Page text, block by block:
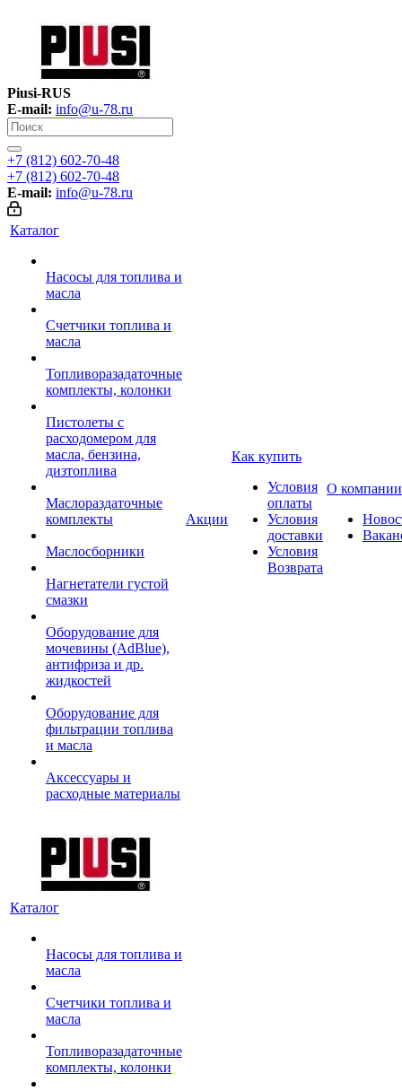
Piusi-RUS
E-mail: info@u-78.ru
+7 (812) 602-70-48
+7 (812) 602-70-48
E-mail: info@u-78.ru
Каталог
Насосы для топлива и
масла
Счетчики топлива и
масла
Топливоразадаточные
комплекты, колонки
Пистолеты с
расходомером для
масла, бензина,
дизтоплива
Маслораздаточные
комплекты
Маслосборники
Нагнетатели густой
смазки
Оборудование для
мочевины (AdBlue),
антифриза и др.
жидкостей
Оборудование для
фильтрации топлива
и масла
Аксессуары и
расходные материалы
Акции
Как купить
Условия
оплаты
Условия
доставки
Условия
Возврата
О компании
Каталог
Насосы для топлива и
масла
Счетчики топлива и
масла
Топливоразадаточные
комплекты, колонки